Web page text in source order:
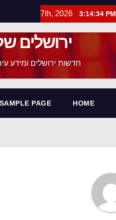
3:14:35 PM
ירושלים
חדשות ירושלים ומידע
HOME
SAMPLE PAGE